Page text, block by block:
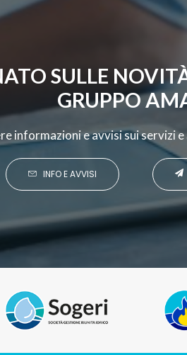
SULLE
GRUPPO
informazioni e avvisi sui servizi
INFO E AVVISI